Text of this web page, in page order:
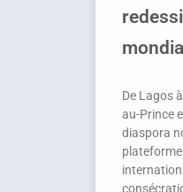
De Lagos
au-Prince
diaspora